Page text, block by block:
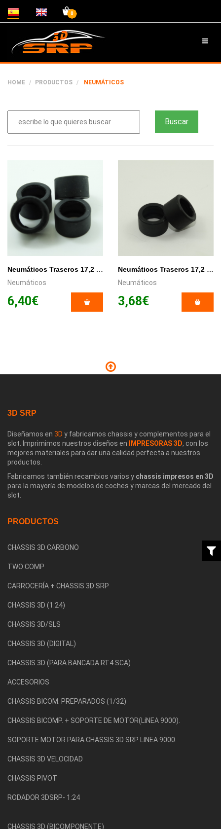
0
HOME PRODUCTOS NEUMÁTICOS
Neumáticos Traseros 17,2 x 10,5mm x 4/Unid.
Neumáticos
6,40€
Neumáticos Traseros 17,2 x 10,5mm x 2/Unid.
Neumáticos
3,68€
3D SRP
Diseñamos en 3D y fabricamos chassis y complementos para el
slot. Imprimimos nuestros diseños en
IMPRESORAS 3D, con los
mejores materiales para dar una calidad perfecta a nuestros
productos.
Fabricamos también recambios varios y chassis impresos en 3D
para la mayoría de modelos de coches y marcas del mercado del
slot.
PRODUCTOS
CHASSIS 3D CARBONO
TWO COMP
CARROCERÍA + CHASSIS 3D SRP
CHASSIS 3D (1:24)
CHASSIS 3D/SLS
CHASSIS 3D (DIGITAL)
CHASSIS 3D (PARA BANCADA RT4 SCA)
ACCESORIOS
CHASSIS BICOM. PREPARADOS (1/32)
CHASSIS BICOMP. + SOPORTE DE MOTOR(LíNEA 9000).
SOPORTE MOTOR PARA CHASSIS 3D SRP LíNEA 9000.
CHASSIS 3D VELOCIDAD
CHASSIS PIVOT
RODADOR 3DSRP- 1:24
CHASSIS 3D (BICOMPONENTE)